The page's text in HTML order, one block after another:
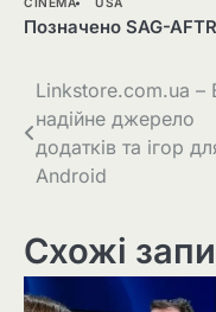
CINEMA USA
Позначено SAG-
Навігація
записів
Linkstore.com.ua –
надійне джерело
додатків та ігор
Android
Схожі